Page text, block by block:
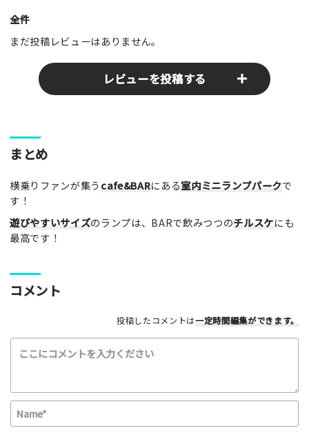
全件
まだ投稿レビューはありません。
レビューを投稿する
ここのパークやスポットの感想をぜひお寄せください！みんな
の参考となります！
レビュータイトル（※必須）
レビュー本文（※必須）
利用したもの
スクーター
その他
満足度評価
まとめ
横乗りファンが集うcafe&BARにある室内ミニランプパークで
す！
遊びやすいサイズのランプは、BARで飲みつつのチルスケにも
最高です！
コメント
投稿したコメントは一定時間編集ができます。
N